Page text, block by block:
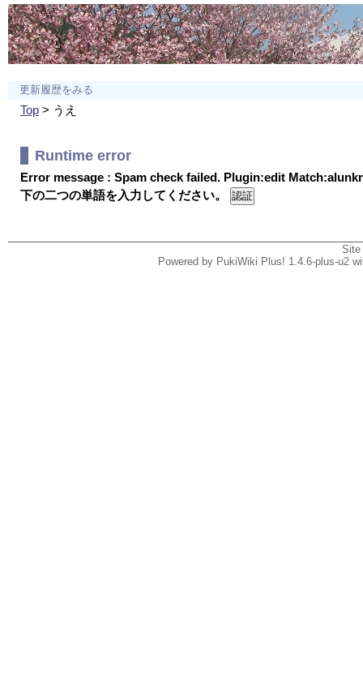
更新履歴をみる
Top> うえ
Runtime error
Error message : Spam check failed. Plugin:edit
下の二つの単語を入力してください。
Powered by PukiWiki Plus! 1.4.6-plus-u2